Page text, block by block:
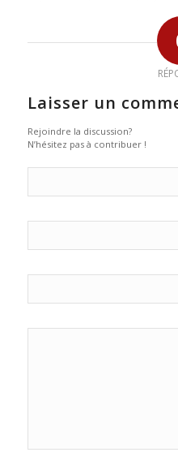
Laisser un
Rejoindre la discussion?
N’hésitez pas à contribuer !